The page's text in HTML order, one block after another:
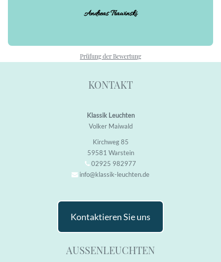
Andreas Trawinski
Prüfung der Bewertung
KONTAKT
Klassik Leuchten
Volker Maiwald
Kirchweg 85
59581 Warstein
02925 982977
info@klassik-leuchten.de
Kontaktieren Sie uns
AUSSENLEUCHTEN